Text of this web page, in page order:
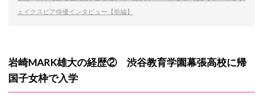
ェイクスピア俳優インタビュー【前編】
岩崎MARK雄大の経歴② 渋谷教育学園幕張高校に帰
国子女枠で入学